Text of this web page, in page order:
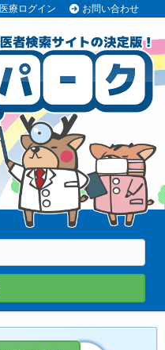
医療ログイン お問い合わせ